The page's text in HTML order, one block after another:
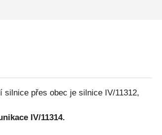
silnice přes obec je silnice IV/11312,
IV/11314.